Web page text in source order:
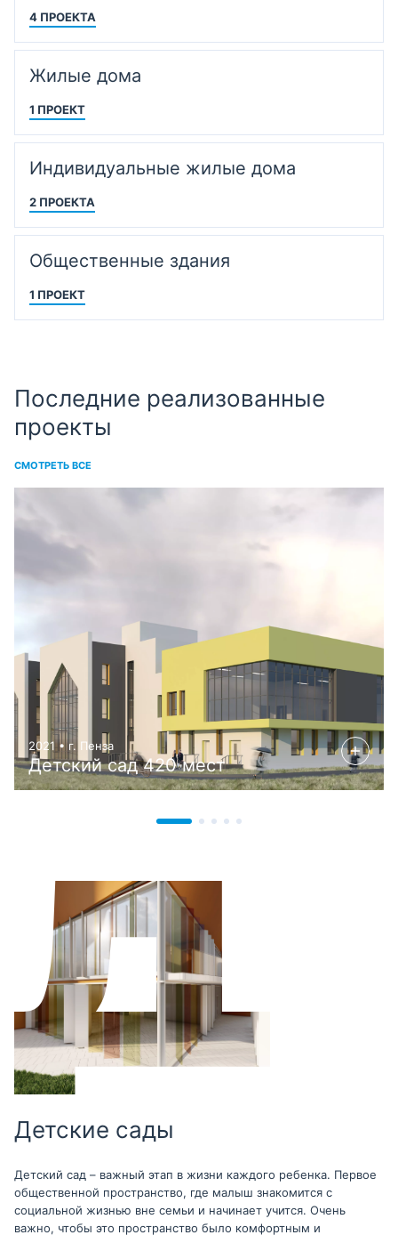
4 ПРОЕКТА
Жилые дома
1 ПРОЕКТ
Индивидуальные жилые дома
2 ПРОЕКТА
Общественные здания
1 ПРОЕКТ
Последние реализованные
проекты
СМОТРЕТЬ ВСЕ
2021 • г. Пенза
Детский сад 420 мест
Детские сады
Детский сад – важный этап в жизни каждого ребенка. Первое
общественной пространство, где малыш знакомится с
социальной жизнью вне семьи и начинает учится. Очень
важно, чтобы это пространство было комфортным и